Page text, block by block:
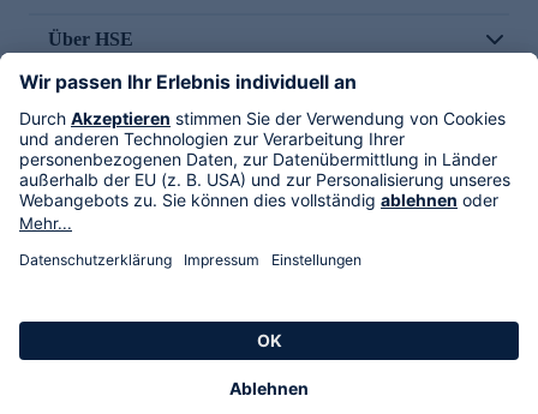
Über HSE
Im TV
HSE International